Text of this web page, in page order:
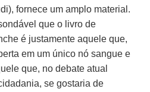
fornece um amplo material.
que o livro de
é justamente aquele que,
em um único nó sangue e
que, no debate atual
se gostaria de